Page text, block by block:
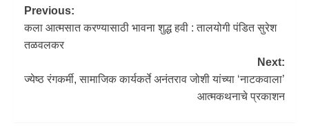
Previous:
कला आत्मसात करण्यासाठी भावना शुद्ध हवी : तालयोगी पंडित सुरेश
तळवलकर
Next:
ज्येष्ठ रंगकर्मी, सामाजिक कार्यकर्ते अनंतराव जोशी यांच्या ‘नाटकवाला’
आत्मकथनाचे प्रकाशन